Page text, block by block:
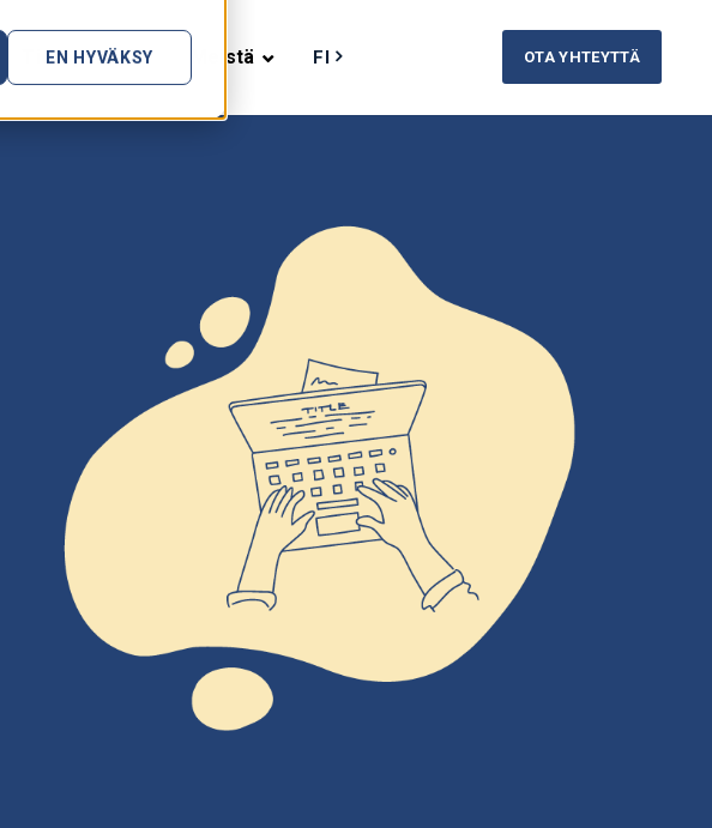
EN HYVÄKSY
Tietopankki Meistä FI OTA YHTEYTTÄ